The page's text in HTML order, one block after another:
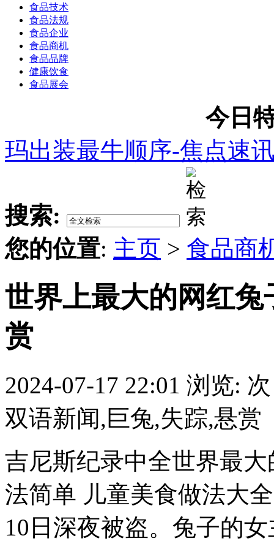
食品技术
食品法规
食品企业
食品商机
食品品牌
健康饮食
食品展会
今日
玛出装最牛顺序-焦点速
搜索:
您的位置: 主页 > 食品商
世界上最大的网红
赏
2024-07-17 22:01 浏览: 次
双语新闻,巨兔,失踪,悬赏
吉尼斯纪录中全世界最
法简单 儿童美食做法大
10日深夜被盗。兔子的